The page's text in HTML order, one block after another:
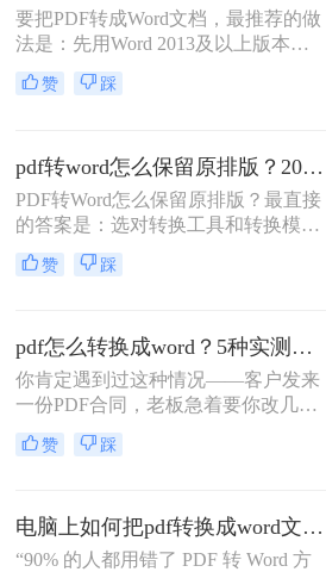
要把PDF转成Word文档，最推荐的做
法是：先用Word 2013及以上版本直
接打开PDF（免费、无损）、再用
Google Drive在线转换（免费、云
底。
赞 踩
pdf转word怎么保留原排版？2026最新实测，这5种方法从免费到专业全搞定！
PDF转Word怎么保留原排版？最直接
的答案是：选对转换工具和转换模式
——可编辑PDF优先用Word直接打开
或专业转换软件的“排版优先”模式，
排版错乱、表格移位、字体变样等问
题的核心原则。
赞 踩
pdf怎么转换成word？5种实测方法，从免费到专业全攻略！
你肯定遇到过这种情况——客户发来
一份PDF合同，老板急着要你改几个
字；老师上传的PDF课件，你想复制
一段做笔记；或者自己扫描的纸质文
者，“pdf怎么转换成word”绝对是高频
刚需。
赞 踩
电脑上如何把pdf转换成word文档？这3个高效精准的方法，让你办公效能翻倍！
“90% 的人都用错了 PDF 转 Word 方